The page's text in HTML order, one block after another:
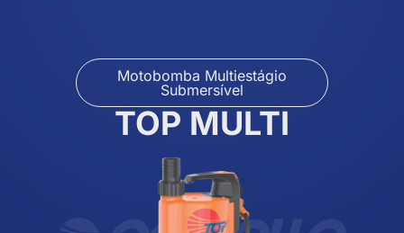
Motobomba Multiestágio
Submersível
TOP MULTI